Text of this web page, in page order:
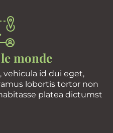
monde
vehicula id dui eget,
lobortis tortor non
platea dictumst